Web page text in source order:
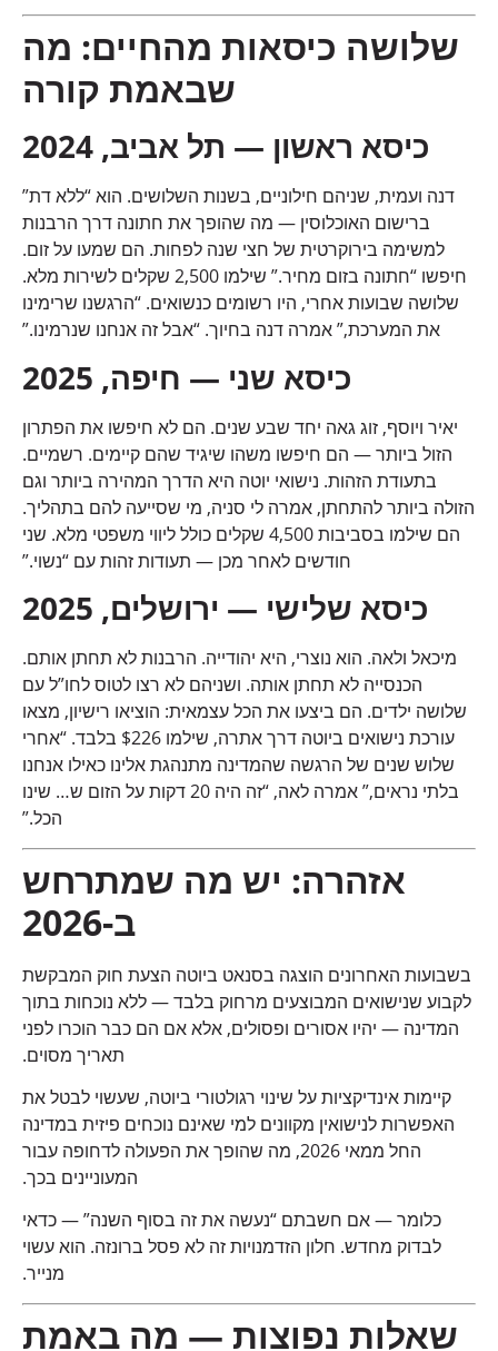
שלושה כיסאות מהחיים: מה
שבאמת קורה
כיסא ראשון — תל אביב, 2024
דנה ועמית, שניהם חילוניים, בשנות השלושים. הוא “ללא דת”
ברישום האוכלוסין — מה שהופך את חתונה דרך הרבנות
למשימה בירוקרטית של חצי שנה לפחות. הם שמעו על זום.
חיפשו “חתונה בזום מחיר.” שילמו 2,500 שקלים לשירות מלא.
שלושה שבועות אחרי, היו רשומים כנשואים. “הרגשנו שרימינו
את המערכת,” אמרה דנה בחיוך. “אבל זה אנחנו שנרמינו.”
כיסא שני — חיפה, 2025
יאיר ויוסף, זוג גאה יחד שבע שנים. הם לא חיפשו את הפתרון
הזול ביותר — הם חיפשו משהו שיגיד שהם קיימים. רשמיים.
בתעודת הזהות. נישואי יוטה היא הדרך המהירה ביותר וגם
הזולה ביותר להתחתן, אמרה לי סניה, מי שסייעה להם בתהליך.
הם שילמו בסביבות 4,500 שקלים כולל ליווי משפטי מלא. שני
חודשים לאחר מכן — תעודות זהות עם “נשוי.”
כיסא שלישי — ירושלים, 2025
מיכאל ולאה. הוא נוצרי, היא יהודייה. הרבנות לא תחתן אותם.
הכנסייה לא תחתן אותה. ושניהם לא רצו לטוס לחו”ל עם
שלושה ילדים. הם ביצעו את הכל עצמאית: הוציאו רישיון, מצאו
עורכת נישואים ביוטה דרך אתרה, שילמו $226 בלבד. “אחרי
שלוש שנים של הרגשה שהמדינה מתנהגת אלינו כאילו אנחנו
בלתי נראים,” אמרה לאה, “זה היה 20 דקות על הזום ש… שינו
הכל.”
אזהרה: יש מה שמתרחש
ב-2026
בשבועות האחרונים הוצגה בסנאט ביוטה הצעת חוק המבקשת
לקבוע שנישואים המבוצעים מרחוק בלבד — ללא נוכחות בתוך
המדינה — יהיו אסורים ופסולים, אלא אם הם כבר הוכרו לפני
תאריך מסוים.
קיימות אינדיקציות על שינוי רגולטורי ביוטה, שעשוי לבטל את
האפשרות לנישואין מקוונים למי שאינם נוכחים פיזית במדינה
החל ממאי 2026, מה שהופך את הפעולה לדחופה עבור
המעוניינים בכך.
כלומר — אם חשבתם “נעשה את זה בסוף השנה” — כדאי
לבדוק מחדש. חלון הזדמנויות זה לא פסל ברונזה. הוא עשוי
מנייר.
שאלות נפוצות — מה באמת